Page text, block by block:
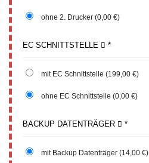
ohne 2. Drucker (0,00 €)
EC SCHNITTSTELLE *
mit EC Schnittstelle (199,00 €)
ohne EC Schnittstelle (0,00 €)
BACKUP DATENTRÄGER *
mit Backup Datenträger (14,00 €)